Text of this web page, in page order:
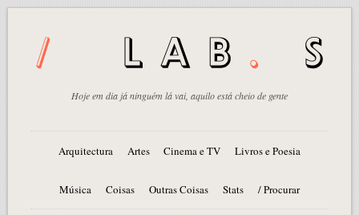
Hoje em dia já ninguém lá vai, aquilo está cheio de gente
Arquitectura Artes Cinema e TV Livros e Poesia
Música Coisas Outras Coisas Stats / Procurar